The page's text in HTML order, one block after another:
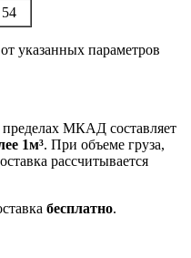
54
указанных параметров
МКАД составляет
1м³. При объеме груза,
рассчитывается
бесплатно.